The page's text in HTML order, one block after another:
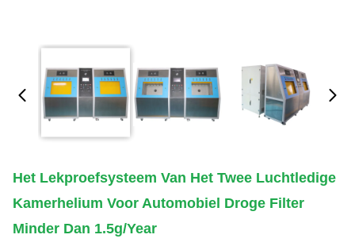
Het Lekproefsysteem Van Het Twee Luchtledige
Kamerhelium Voor Automobiel Droge Filter
Minder Dan 1.5g/year